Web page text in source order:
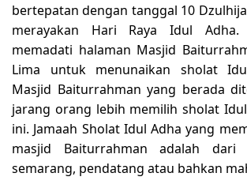
bertepatan dengan tanggal 10
merayakan Hari Raya Idul Adha.
memadati halaman Masjid
Lima untuk menunaikan sholat
Masjid Baiturrahman yang berada
jarang orang lebih memilih sholat
ini. Jamaah Sholat Idul Adha yang
masjid Baiturrahman adalah dari
semarang, pendatang atau bahkan